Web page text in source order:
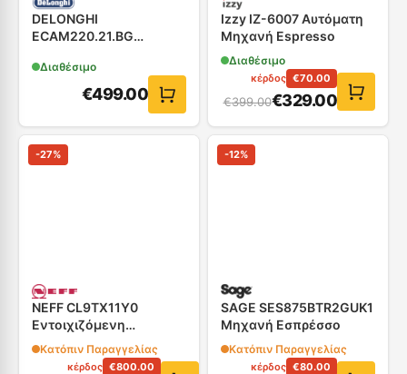
DELONGHI
ECAM220.21.BG
Διαθέσιμο
€499.00
Izzy IZ-6007 Αυτόματη
Μηχανή Espresso
Διαθέσιμο
κέρδος €70.00
€399.00€329.00
-27%
NEFF CL9TX11Y0
Eντοιχιζόμενη
Αυτόματη Καφετιέρα
Κατόπιν Παραγγελίας
κέρδος €800.00
-12%
SAGE SES875BTR2GUK1
Μηχανή Εσπρέσσο
Κατόπιν Παραγγελίας
κέρδος €80.00